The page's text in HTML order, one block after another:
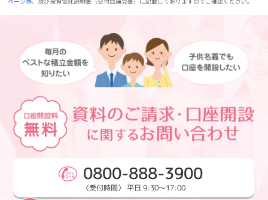
0800-888-3900
〈受付時間〉 平日 9:30～17:00